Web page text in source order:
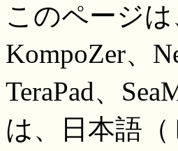
このページは
KompoZer、
TeraPad、
は、日本語